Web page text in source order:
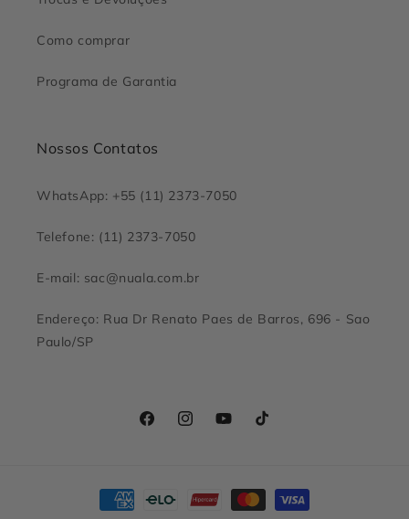
Como comprar
Programa de Garantia
Nossos Contatos
WhatsApp: +55 (11) 2373-7050
Telefone: (11) 2373-7050
E-mail: sac@nuala.com.br
Endereço: Rua Dr Renato Paes de Barros, 696 - Sao
Paulo/SP
FacebookInstagramYouTubeTikTok
Formas